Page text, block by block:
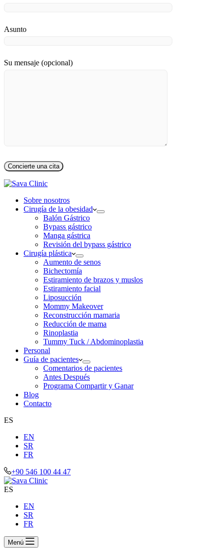
Asunto
Su mensaje (opcional)
Sobre nosotros
Cirugía de la obesidad
Balón Gástrico
Bypass gástrico
Manga gástrica
Revisión del bypass gástrico
Cirugía plástica
Aumento de senos
Bichectomía
Estiramiento de brazos y muslos
Estiramiento facial
Liposucción
Mommy Makeover
Reconstrucción mamaria
Reducción de mama
Rinoplastia
Tummy Tuck / Abdominoplastia
Personal
Guía de pacientes
Comentarios de pacientes
Antes Después
Programa Compartir y Ganar
Blog
Contacto
ES
EN
SR
FR
+90 546 100 44 47
ES
EN
SR
FR
Menú